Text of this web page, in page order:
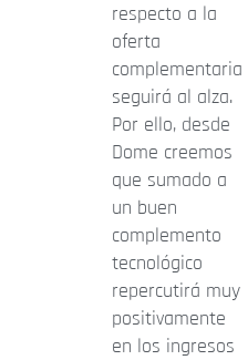
respecto a la
oferta
complementaria
seguirá al alza.
Por ello, desde
Dome creemos
que sumado a
un buen
complemento
tecnológico
repercutirá muy
positivamente
en los ingresos